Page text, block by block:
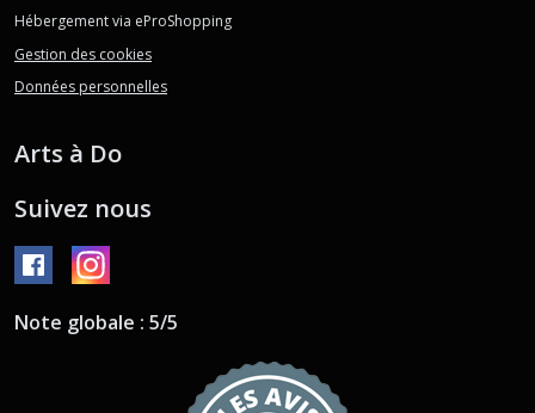
Hébergement via eProShopping
Gestion des cookies
Données personnelles
Arts à Do
Suivez nous
Note globale : 5/5